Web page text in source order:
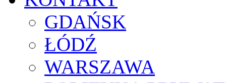
GDAŃSK
ŁÓDŹ
WARSZAWA